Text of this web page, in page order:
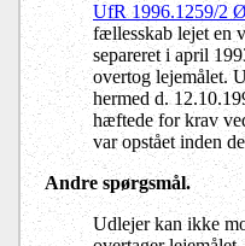
UfR 1996.1259/2
fællesskab lejet en
separeret i april
overtog lejemålet.
hermed d.
hæftede for krav
var opstået inden
Andre spørgsmål.
Udlejer kan ikke